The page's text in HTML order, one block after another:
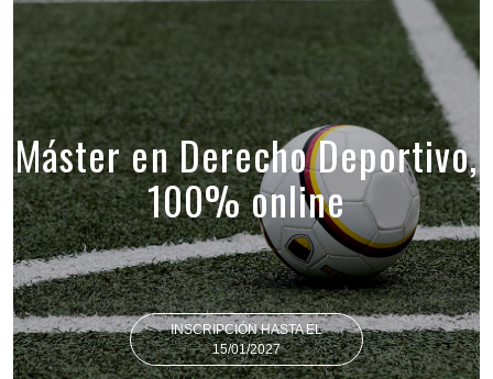
Máster en Derecho Deportivo,
100% online
INSCRIPCIÓN HASTA EL
15/01/2027